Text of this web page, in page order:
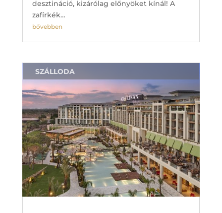
desztináció, kizárólag előnyöket kínál! A
zafírkék…
bővebben
SZÁLLODA